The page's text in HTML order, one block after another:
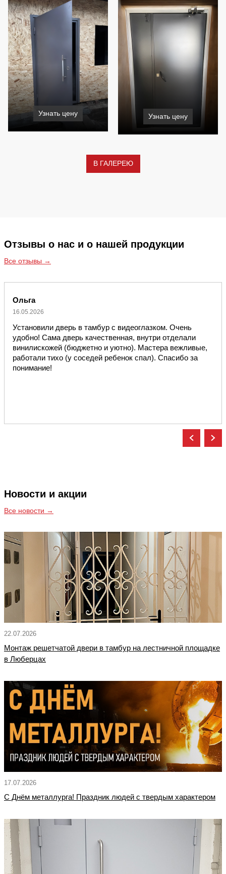
Узнать цену Узнать цену
В ГАЛЕРЕЮ
Отзывы о нас и о нашей продукции
Все отзывы →
Ольга
16.05.2026
Установили дверь в тамбур с видеоглазком. Очень
удобно! Сама дверь качественная, внутри отделали
винилискожей (бюджетно и уютно). Мастера вежливые,
работали тихо (у соседей ребенок спал). Спасибо за
понимание!
Новости и акции
Все новости →
22.07.2026
Монтаж решетчатой двери в тамбур на лестничной площадке
в Люберцах
17.07.2026
С Днём металлурга! Праздник людей с твердым характером